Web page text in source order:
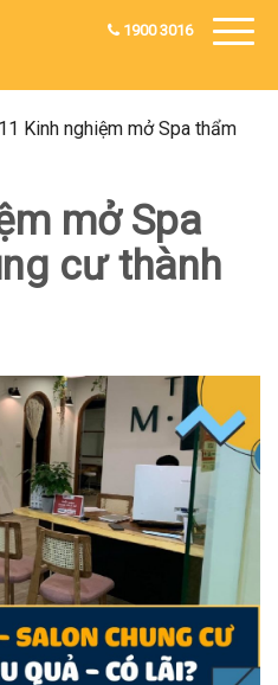
1900 3016
11 Kinh nghiệm mở Spa thẩm
mở Spa
cư thành